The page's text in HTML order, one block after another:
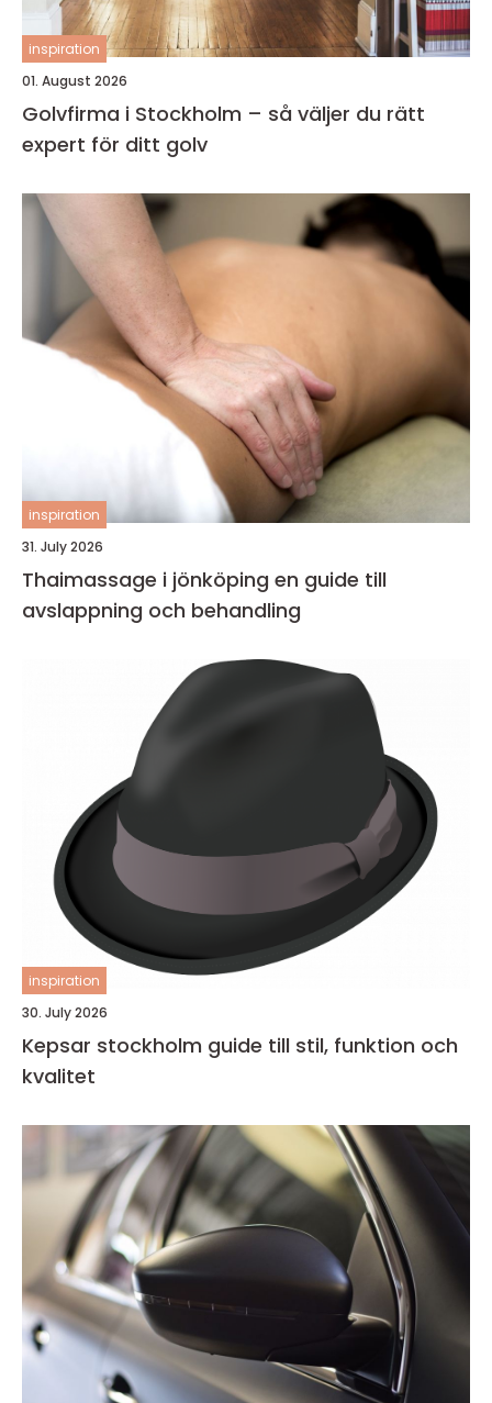
inspiration
01. August 2026
Golvfirma i Stockholm – så väljer du rätt
expert för ditt golv
inspiration
31. July 2026
Thaimassage i jönköping en guide till
avslappning och behandling
inspiration
30. July 2026
Kepsar stockholm guide till stil, funktion och
kvalitet